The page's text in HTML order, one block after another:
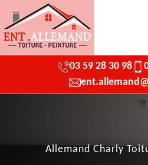
03 59 28 30 98
Allemand Charly